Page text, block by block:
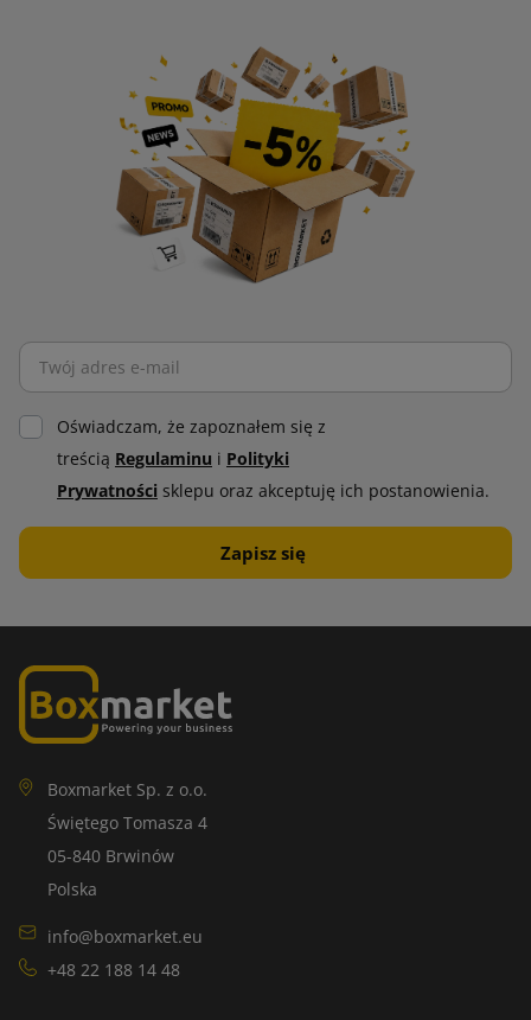
Oświadczam, że zapoznałem się z
treścią Regulaminu i Polityki
Prywatności sklepu oraz akceptuję ich postanowienia.
Boxmarket Sp. z o.o.
Świętego Tomasza 4
05-840 Brwinów
Polska
info@boxmarket.eu
+48 22 188 14 48